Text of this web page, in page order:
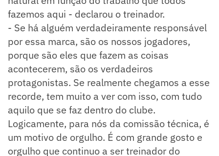
fazemos aqui - declarou o treinador.
- Se há alguém verdadeiramente responsável
por essa marca, são os nossos jogadores,
porque são eles que fazem as coisas
acontecerem, são os verdadeiros
protagonistas. Se realmente chegamos a esse
recorde, tem muito a ver com isso, com tudo
aquilo que se faz dentro do clube.
Logicamente, para nós da comissão técnica, é
um motivo de orgulho. É com grande gosto e
orgulho que continuo a ser treinador do